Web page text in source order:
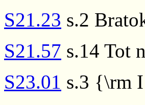
S21.23 s.2
S21.57 s.14 Tot
S23.01 s.3 {\rm